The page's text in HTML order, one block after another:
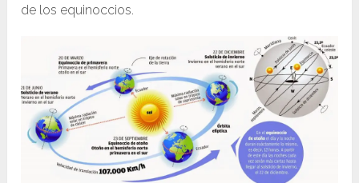
de los equinoccios.